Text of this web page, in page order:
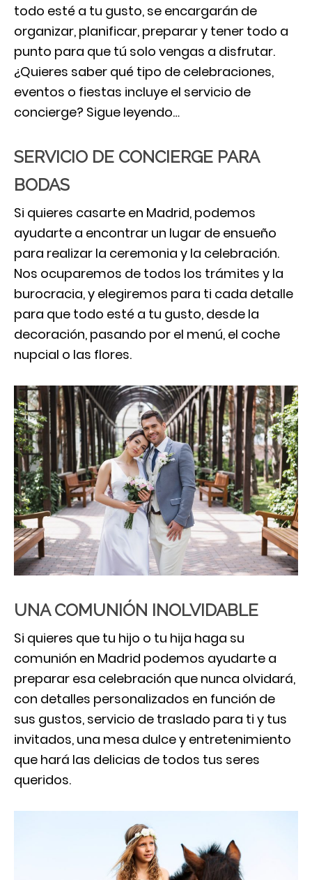
todo esté a tu gusto, se encargarán de
organizar, planificar, preparar y tener todo a
punto para que tú solo vengas a disfrutar.
¿Quieres saber qué tipo de celebraciones,
eventos o fiestas incluye el servicio de
concierge? Sigue leyendo…
SERVICIO DE CONCIERGE PARA
BODAS
Si quieres casarte en Madrid, podemos
ayudarte a encontrar un lugar de ensueño
para realizar la ceremonia y la celebración.
Nos ocuparemos de todos los trámites y la
burocracia, y elegiremos para ti cada detalle
para que todo esté a tu gusto, desde la
decoración, pasando por el menú, el coche
nupcial o las flores.
UNA COMUNIÓN INOLVIDABLE
Si quieres que tu hijo o tu hija haga su
comunión en Madrid podemos ayudarte a
preparar esa celebración que nunca olvidará,
con detalles personalizados en función de
sus gustos, servicio de traslado para ti y tus
invitados, una mesa dulce y entretenimiento
que hará las delicias de todos tus seres
queridos.